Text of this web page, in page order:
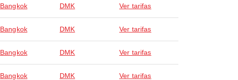
Bangkok DMK Ver tarifas
Bangkok DMK Ver tarifas
Bangkok DMK Ver tarifas
Bangkok DMK Ver tarifas